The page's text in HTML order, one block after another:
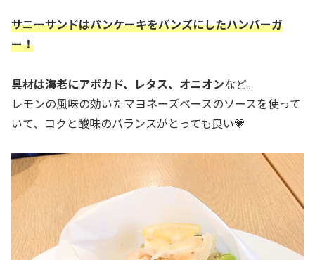
サニーサンドはパンケーキをバンズにしたハンバーガ
ー！
具材は海老にアボカド、レタス、オニオンなど。
レモンの風味の効いたマヨネーズベースのソースを使って
いて、コクと酸味のバランスがとっても良い💗